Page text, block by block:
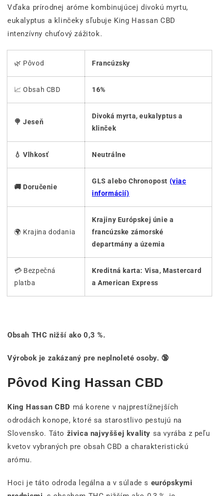
Vďaka prírodnej aróme kombinujúcej divokú myrtu,
eukalyptus a klinčeky sľubuje King Hassan CBD
intenzívny chuťový zážitok.
🌿 Pôvod Francúzsky
📈 Obsah CBD 16%
🍭 Jeseň
Divoká myrta, eukalyptus a
klinček
💧 Vlhkosť Neutrálne
🚚 Doručenie
GLS alebo Chronopost (viac
informácií)
🌍 Krajina dodania
Krajiny Európskej únie a
francúzske zámorské
departmány a územia
💳 Bezpečná
platba
Kreditná karta: Visa, Mastercard
a American Express
Obsah THC nižší ako 0,3 %.
Výrobok je zakázaný pre neplnoleté osoby. 🔞
Pôvod King Hassan CBD
King Hassan CBD má korene v najprestížnejších
odrodách konope, ktoré sa starostlivo pestujú na
Slovensko. Táto živica najvyššej kvality sa vyrába z peľu
kvetov vybraných pre obsah CBD a charakteristickú
arómu.
Hoci je táto odroda legálna a v súlade s európskymi